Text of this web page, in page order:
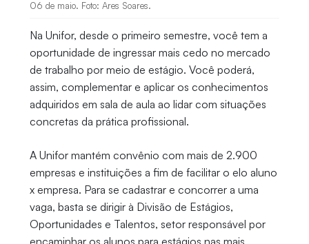
06 de maio. Foto: Ares Soares.
Na Unifor, desde o primeiro semestre, você tem a
oportunidade de ingressar mais cedo no mercado
de trabalho por meio de estágio. Você poderá,
assim, complementar e aplicar os conhecimentos
adquiridos em sala de aula ao lidar com situações
concretas da prática profissional.
A Unifor mantém convênio com mais de 2.900
empresas e instituições a fim de facilitar o elo aluno
x empresa. Para se cadastrar e concorrer a uma
vaga, basta se dirigir à Divisão de Estágios,
Oportunidades e Talentos, setor responsável por